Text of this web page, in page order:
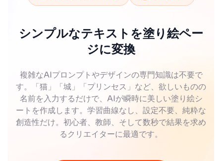
シンプルなテキストを塗り絵ペー
ジに変換
複雑なAIプロンプトやデザインの専門知識は不要で
す。「猫」「城」「プリンセス」など、欲しいものの
名前を入力するだけで、AIが瞬時に美しい塗り絵シ
ートを作成します。学習曲線なし、設定不要、純粋な
創造性だけ。初心者、教師、そして数秒で結果を求め
るクリエイターに最適です。